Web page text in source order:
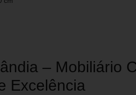
– Mobiliário
Excelência